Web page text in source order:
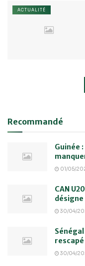
ACTUALITÉ
Recommandé
Guinée
01/05/
CAN
désigne
30/04/
rescapé
30/04/